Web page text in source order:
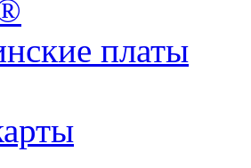
платы